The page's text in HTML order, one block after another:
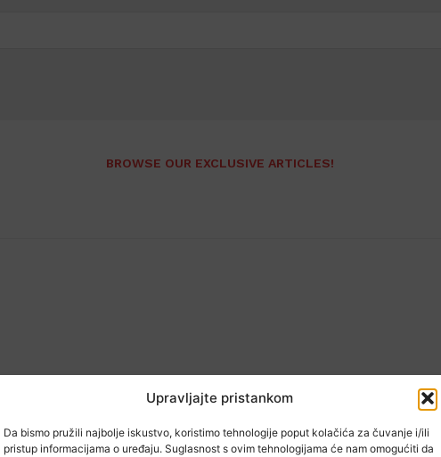
Upravljajte pristankom
Da bismo pružili najbolje iskustvo, koristimo tehnologije poput kolačića za čuvanje i/ili
pristup informacijama o uređaju. Suglasnost s ovim tehnologijama će nam omogućiti da
BROWSE OUR EXCLUSIVE ARTICLES!